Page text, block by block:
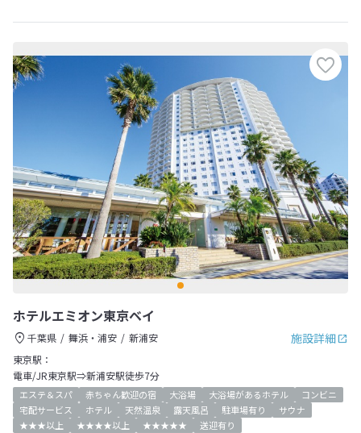
ホテルエミオン東京ベイ
施設詳細
千葉県 舞浜・浦安
新浦安
東京駅：
電車/JR東京駅⇒新浦安駅徒歩7分
エステ＆スパ 赤ちゃん歓迎の宿 大浴場 大浴場があるホテル
コンビニ
宅配サービス
ホテル 天然温泉 露天風呂 駐車場有り
サウナ
★★★以上
★★★★以上 ★★★★★
送迎有り